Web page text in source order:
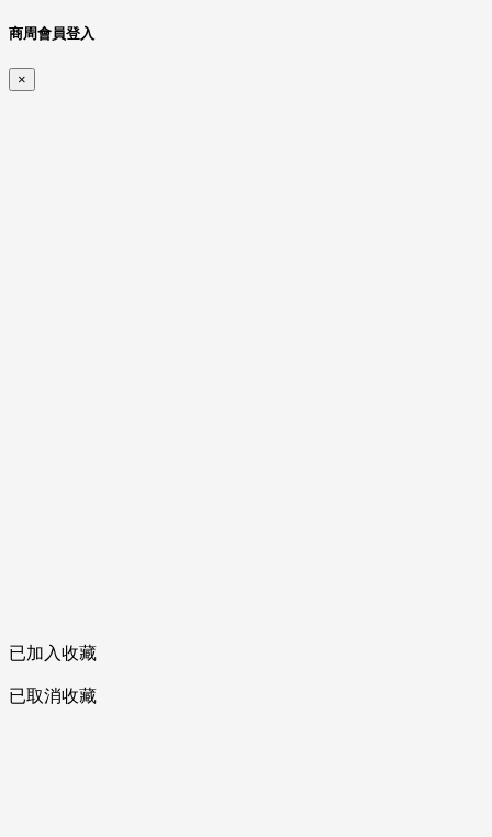
商周會員登入
×
已加入收藏
已取消收藏